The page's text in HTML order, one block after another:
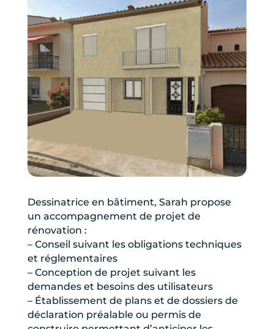
Dessinatrice en bâtiment, Sarah propose
un accompagnement de projet de
rénovation :
– Conseil suivant les obligations techniques
et réglementaires
– Conception de projet suivant les
demandes et besoins des utilisateurs
– Établissement de plans et de dossiers de
déclaration préalable ou permis de